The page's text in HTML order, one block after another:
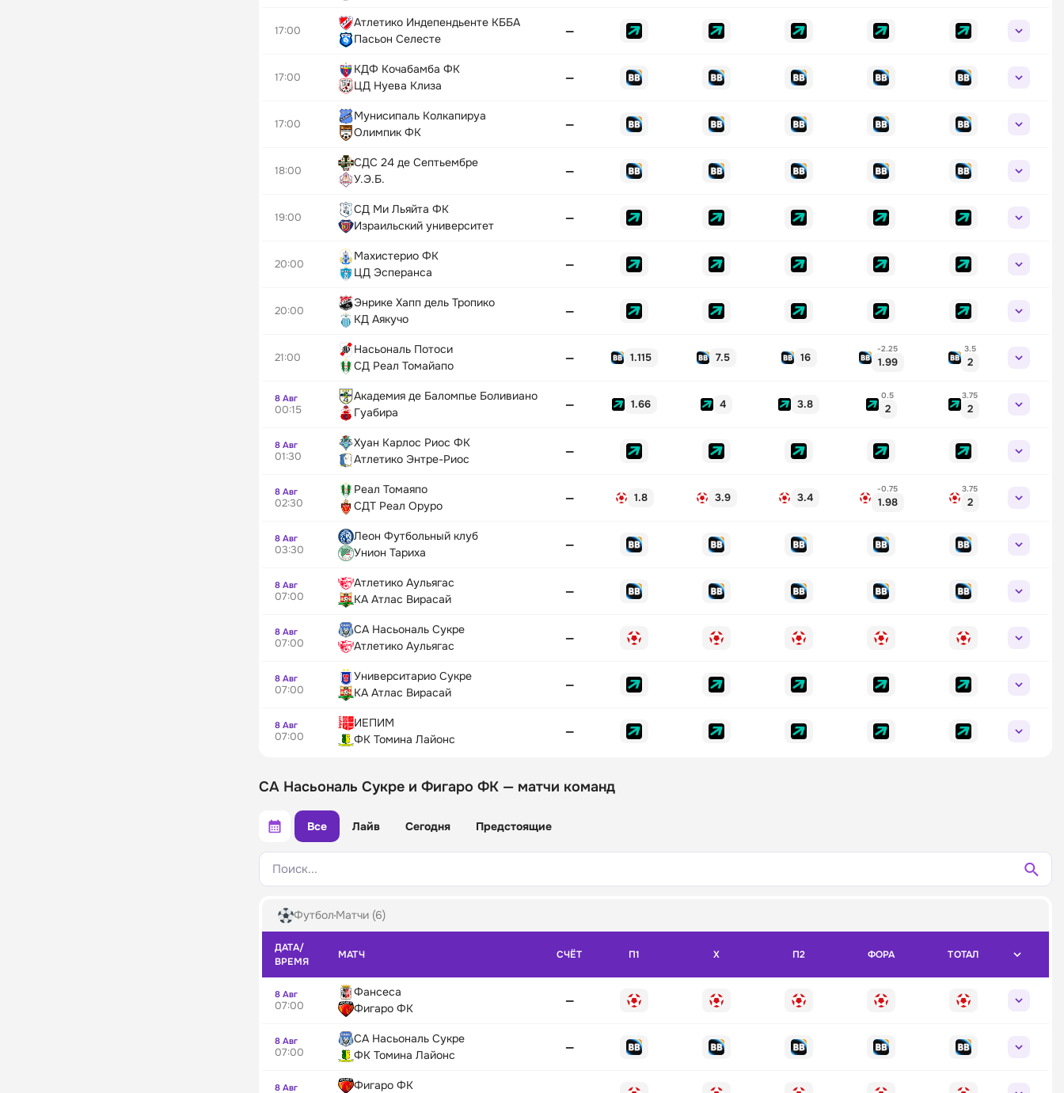
17:00
Атлетико Индепендьенте КББА
Пасьон Селесте
—
17:00
КДФ Кочабамба ФК
ЦД Нуева Клиза
—
17:00
Мунисипаль Колкапируа
Олимпик ФК
—
18:00
СДС 24 де Септьембре
У.Э.Б.
—
19:00
СД Ми Льяйта ФК
Израильский университет
—
20:00
Махистерио ФК
ЦД Эсперанса
—
20:00
Энрике Хапп дель Тропико
КД Аякучо
—
21:00
Насьональ Потоси
СД Реал Томайапо
— 1.115 7.5 16
-2.25
1.99
3.5
2
8 Авг
00:15
Академия де Баломпье Боливиано
Гуабира
— 1.66 4 3.8
0.5
2
3.75
2
8 Авг
01:30
Хуан Карлос Риос ФК
Атлетико Энтре-Риос
—
8 Авг
02:30
Реал Томаяпо
СДТ Реал Оруро
— 1.8 3.9 3.4
-0.75
1.98
3.75
2
8 Авг
03:30
Леон Футбольный клуб
Унион Тариха
—
8 Авг
07:00
Атлетико Аульягас
КА Атлас Вирасай
—
8 Авг
07:00
СА Насьональ Сукре
Атлетико Аульягас
—
8 Авг
07:00
Университарио Сукре
КА Атлас Вирасай
—
8 Авг
07:00
ИЕПИМ
ФК Томина Лайонс
—
СА Насьональ Сукре и Фигаро ФК — матчи команд
Все Лайв Сегодня Предстоящие
Поиск...
Футбол Матчи (6)
ДАТА/
ВРЕМЯ
МАТЧ СЧЁТ П1 X П2 ФОРА ТОТАЛ
8 Авг
07:00
Фансеса
Фигаро ФК
—
8 Авг
07:00
СА Насьональ Сукре
ФК Томина Лайонс
—
8 Авг Фигаро ФК